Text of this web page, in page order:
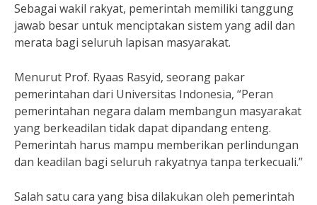
Sebagai wakil rakyat, pemerintah memiliki tanggung
jawab besar untuk menciptakan sistem yang adil dan
merata bagi seluruh lapisan masyarakat.
Menurut Prof. Ryaas Rasyid, seorang pakar
pemerintahan dari Universitas Indonesia, “Peran
pemerintahan negara dalam membangun masyarakat
yang berkeadilan tidak dapat dipandang enteng.
Pemerintah harus mampu memberikan perlindungan
dan keadilan bagi seluruh rakyatnya tanpa terkecuali.”
Salah satu cara yang bisa dilakukan oleh pemerintah